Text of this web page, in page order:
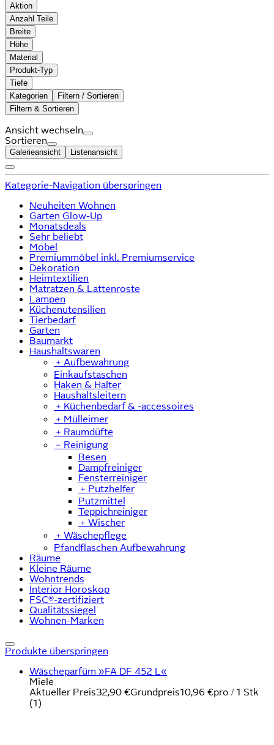
Aktion
Anzahl Teile
Breite
Höhe
Material
Produkt-Typ
Tiefe
Kategorien
Filtern / Sortieren
Filtern & Sortieren
Ansicht wechseln
Sortieren
Galerieansicht Listenansicht
Kategorie-Navigation überspringen
Neuheiten Wohnen
Garten Glow-Up
Monatsdeals
Sehr beliebt
Möbel
Premiummöbel inkl. Premiumservice
Dekoration
Heimtextilien
Matratzen & Lattenroste
Lampen
Küchenutensilien
Tierbedarf
Garten
Baumarkt
Haushaltswaren
﹢ Aufbewahrung
Einkaufstaschen
Haken & Halter
Haushaltsleitern
﹢ Küchenbedarf & -accessoires
﹢ Mülleimer
﹢ Raumdüfte
﹣ Reinigung
Besen
Dampfreiniger
Fensterreiniger
﹢ Putzhelfer
Putzmittel
Teppichreiniger
﹢ Wischer
﹢ Wäschepflege
Pfandflaschen Aufbewahrung
Räume
Kleine Räume
Wohntrends
Interior Horoskop
FSC®-zertifiziert
Qualitätssiegel
Wohnen-Marken
Produkte überspringen
Wäscheparfüm »FA DF 452 L«
Miele
Aktueller Preis32,90 €Grundpreis10,96 €pro / 1 Stk
(1)